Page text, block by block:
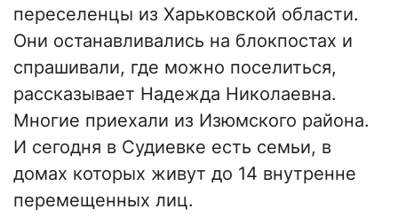
переселенцы из Харьковской области.
Они останавливались на блокпостах и
спрашивали, где можно поселиться,
рассказывает Надежда Николаевна.
Многие приехали из Изюмского района.
И сегодня в Судиевке есть семьи, в
домах которых живут до 14 внутренне
перемещенных лиц.